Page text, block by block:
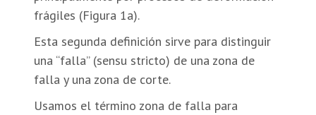
frágiles (Figura 1a).
Esta segunda definición sirve para distinguir
una “falla” (sensu stricto) de una zona de
falla y una zona de corte.
Usamos el término zona de falla para